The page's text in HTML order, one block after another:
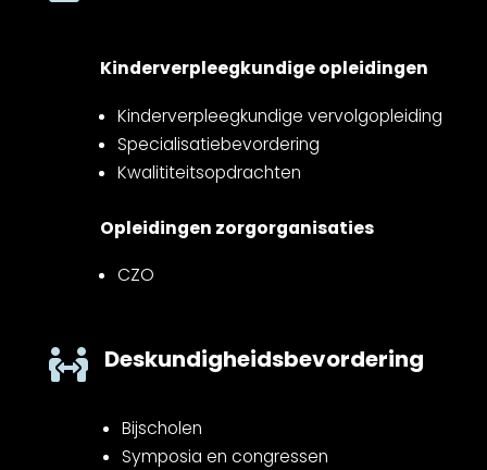
Kinderverpleegkundige opleidingen
Kinderverpleegkundige vervolgopleiding
Specialisatiebevordering
Kwalititeitsopdrachten
Opleidingen zorgorganisaties
CZO
 Deskundigheidsbevordering
Bijscholen
Symposia en congressen